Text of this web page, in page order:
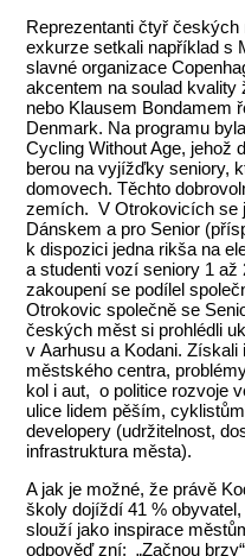
Reprezentanti čtyř
exkurze setkali například s
slavné organizace
akcentem na soulad kvality
nebo Klausem Bondamem
Denmark. Na programu
Cycling Without Age, jehož
berou na vyjížďky seniory,
domovech. Těchto
zemích. V Otrokovicích se
Dánskem a pro Senior
k dispozici jedna rikša na
a studenti vozí seniory 1
zakoupení se podílel
Otrokovic společně se
českých měst si prohlédli
v Aarhusu a Kodani.
městského centra,
kol i aut, o politice rozvoje
ulice lidem pěším,
developery (udržitelnost,
infrastruktura města).
A jak je možné, že právě
školy dojíždí 41 %
slouží jako inspirace
odpověď zní: „Začnou